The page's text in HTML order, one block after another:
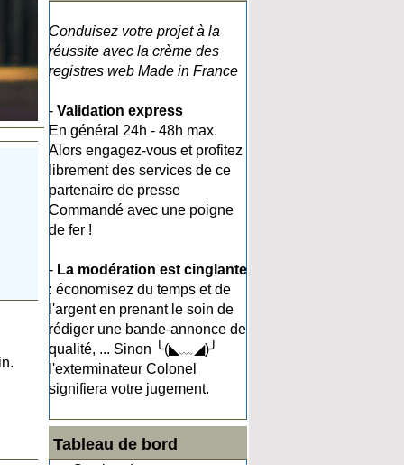
Conduisez votre projet à la
réussite avec la crème des
registres web Made in France
- Validation express
En général 24h - 48h max.
Alors engagez-vous et profitez
librement des services de ce
partenaire de presse
Commandé avec une poigne
de fer !
- La modération est cinglante
: économisez du temps et de
l'argent en prenant le soin de
rédiger une bande-annonce de
qualité, ... Sinon ╰(◣﹏◢)╯
l'exterminateur Colonel
signifiera votre jugement.
Tableau de bord